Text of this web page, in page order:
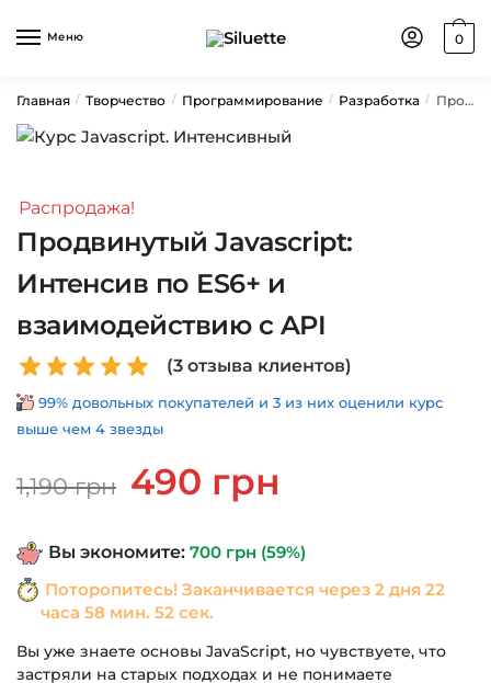
Меню 0
Главная / Творчество / Программирование / Разработка / Продвинутый Javascript: Интенсив по ES6+ и взаимодействию с API
Распродажа!
Продвинутый Javascript:
Интенсив по ES6+ и
взаимодействию с API
(3отзыва клиентов)
99% довольных покупателей и 3 из них оценили курс
выше чем 4 звезды
1,190грн
Первоначальная
цена
1,190 грн.
490 грн
Вы экономите: 700 грн (59%)
Поторопитесь! Заканчивается через 2 дня 22
часа 58 мин. 51 сек.
Вы уже знаете основы JavaScript, но чувствуете, что
застряли на старых подходах и не понимаете